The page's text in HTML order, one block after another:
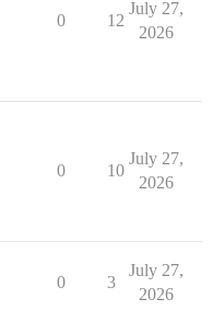
0 12
July 27,
2026
0 10
July 27,
2026
0 3
July 27,
2026